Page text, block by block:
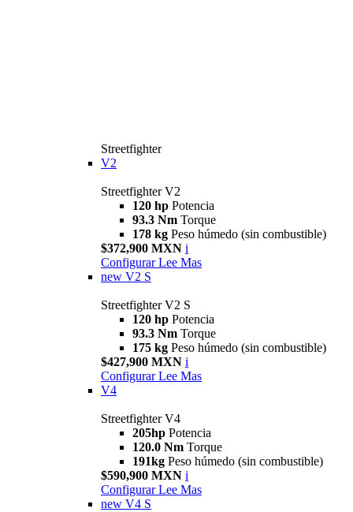
Streetfighter
V2
Streetfighter V2
120 hp Potencia
93.3 Nm Torque
178 kg Peso húmedo (sin combustible)
$372,900 MXN i
Configurar Lee Mas
new V2 S
Streetfighter V2 S
120 hp Potencia
93.3 Nm Torque
175 kg Peso húmedo (sin combustible)
$427,900 MXN i
Configurar Lee Mas
V4
Streetfighter V4
205hp Potencia
120.0 Nm Torque
191kg Peso húmedo (sin combustible)
$590,900 MXN i
Configurar Lee Mas
new V4 S